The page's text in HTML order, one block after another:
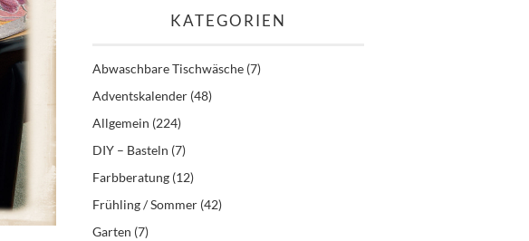
KATEGORIEN
Abwaschbare Tischwäsche (7)
Adventskalender (48)
Allgemein (224)
DIY – Basteln (7)
Farbberatung (12)
Frühling / Sommer (42)
Garten (7)